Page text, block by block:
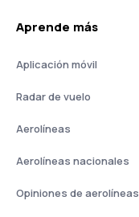
Aprende más
Aplicación móvil
Radar de vuelo
Aerolíneas
Aerolíneas nacionales
Opiniones de aerolíneas